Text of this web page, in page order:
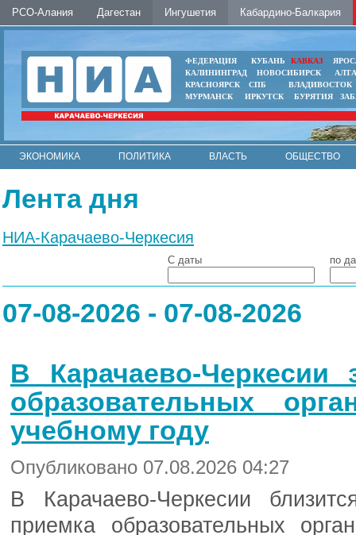
РСО-Алания Дагестан Ингушетия Кабардино-Балкария
ФЕДЕРАЦИЯ КУБАНЬ КАВКАЗ
КАЛИНИНГРАД
НОВОСИБИРСК
КРАСНОЯРСК
СПБ
ВЛАДИВОСТОК
МУРМАНСК
ИРКУТСК БУРЯТИЯ
ЭКОНОМИКА ПОЛИТИКА ВЛАСТЬ
ОБЩЕСТВО
Лента дня
НИА-Карачаево-Черкесия
С даты по
07-08-2026 - 07-08-2026
В Карачаево-Черкесии
образовательных
учебному году
Опубликовано 07.08.2026 04:27
В Карачаево-Черкесии
приемка образовательных